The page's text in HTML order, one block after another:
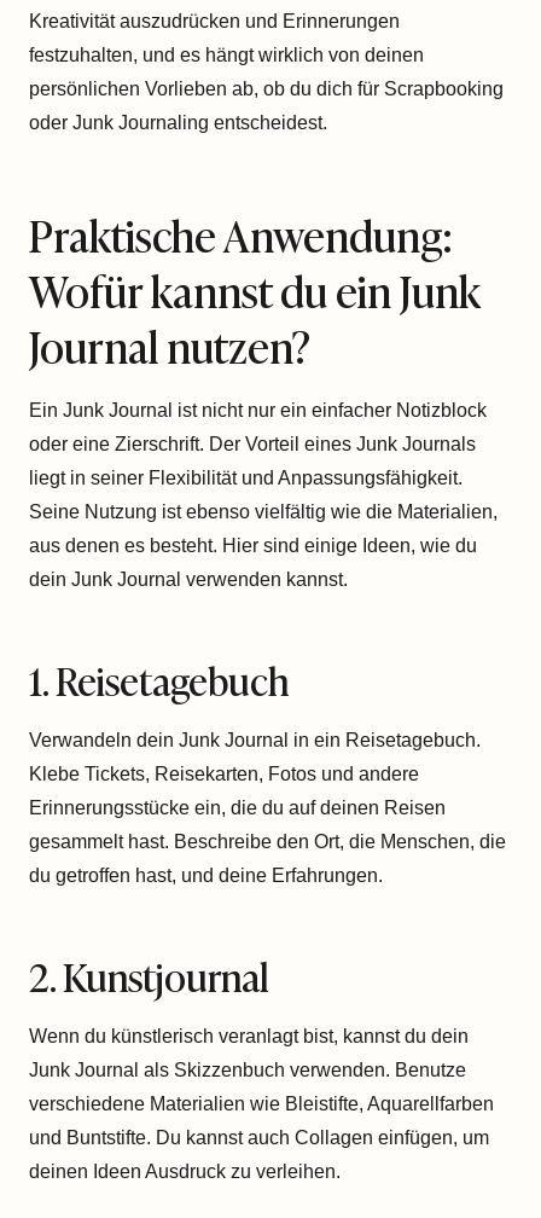
Kreativität auszudrücken und Erinnerungen
festzuhalten, und es hängt wirklich von deinen
persönlichen Vorlieben ab, ob du dich für Scrapbooking
oder Junk Journaling entscheidest.
Praktische Anwendung:
Wofür kannst du ein Junk
Journal nutzen?
Ein Junk Journal ist nicht nur ein einfacher Notizblock
oder eine Zierschrift. Der Vorteil eines Junk Journals
liegt in seiner Flexibilität und Anpassungsfähigkeit.
Seine Nutzung ist ebenso vielfältig wie die Materialien,
aus denen es besteht. Hier sind einige Ideen, wie du
dein Junk Journal verwenden kannst.
1. Reisetagebuch
Verwandeln dein Junk Journal in ein Reisetagebuch.
Klebe Tickets, Reisekarten, Fotos und andere
Erinnerungsstücke ein, die du auf deinen Reisen
gesammelt hast. Beschreibe den Ort, die Menschen, die
du getroffen hast, und deine Erfahrungen.
2. Kunstjournal
Wenn du künstlerisch veranlagt bist, kannst du dein
Junk Journal als Skizzenbuch verwenden. Benutze
verschiedene Materialien wie Bleistifte, Aquarellfarben
und Buntstifte. Du kannst auch Collagen einfügen, um
deinen Ideen Ausdruck zu verleihen.